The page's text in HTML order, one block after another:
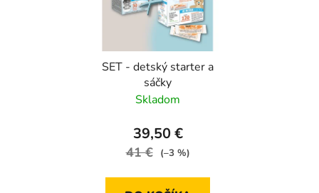
SET - detský starter a
sáčky
Skladom
39,50 €
41 € (–3 %)